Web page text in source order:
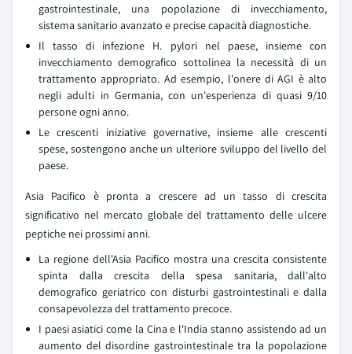
gastrointestinale, una popolazione di invecchiamento,
sistema sanitario avanzato e precise capacità diagnostiche.
Il tasso di infezione H. pylori nel paese, insieme con
invecchiamento demografico sottolinea la necessità di un
trattamento appropriato. Ad esempio, l'onere di AGI è alto
negli adulti in Germania, con un'esperienza di quasi 9/10
persone ogni anno.
Le crescenti iniziative governative, insieme alle crescenti
spese, sostengono anche un ulteriore sviluppo del livello del
paese.
Asia Pacifico è pronta a crescere ad un tasso di crescita
significativo nel mercato globale del trattamento delle ulcere
peptiche nei prossimi anni.
La regione dell'Asia Pacifico mostra una crescita consistente
spinta dalla crescita della spesa sanitaria, dall'alto
demografico geriatrico con disturbi gastrointestinali e dalla
consapevolezza del trattamento precoce.
I paesi asiatici come la Cina e l'India stanno assistendo ad un
aumento del disordine gastrointestinale tra la popolazione